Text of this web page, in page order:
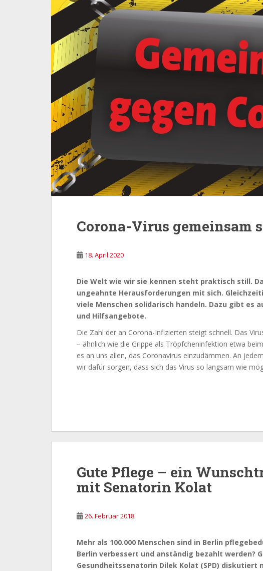
Corona-Virus gemeinsam
18. April 2020
Die Welt wie wir sie kennen steht praktisch still.
ungeahnte Herausforderungen mit sich.
viele Menschen solidarisch handeln. Dazu gibt es
und Hilfsangebote.
Die Zahl der an Corona-Infizierten steigt schnell. Das
– ähnlich wie die Grippe als Tröpfcheninfektion etwa
es an uns allen, das Coronavirus einzudämmen. An
wir dafür sorgen, dass sich das Virus so langsam wie
Gute Pflege – ein
mit Senatorin Kolat
26. Februar 2018
Mehr als 100.000 Menschen sind in Berlin
Berlin verbessert und anständig bezahlt werden?
Gesundheitssenatorin Dilek Kolat (SPD)